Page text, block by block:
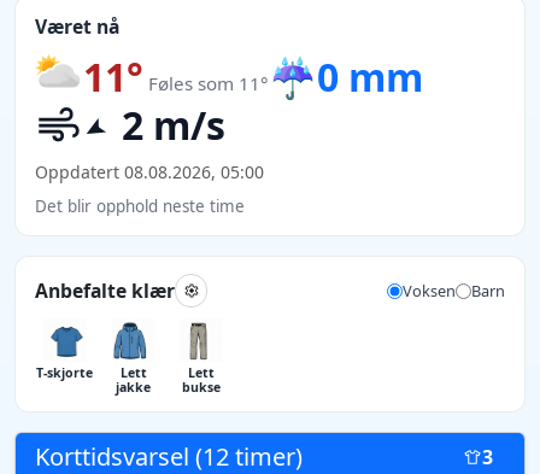
Været nå
11° Føles som 11° ☔0 mm
2 m/s
Oppdatert 08.08.2026, 05:00
Det blir opphold neste time
Anbefalte klær Voksen Barn
T-skjorte
Lett
jakke
Lett
bukse
Korttidsvarsel (12 timer) 3